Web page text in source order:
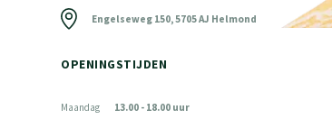
Engelseweg 150, 5705 AJ Helmond
OPENINGSTIJDEN
Maandag
13.00 - 18.00 uur